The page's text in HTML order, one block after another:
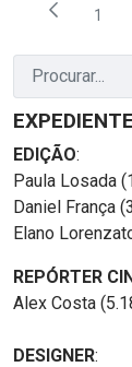
1
EXPEDIENTE
EDIÇÃO:
Paula Losada
Daniel França
Elano
REPÓRTER
Alex Costa
DESIGNER: